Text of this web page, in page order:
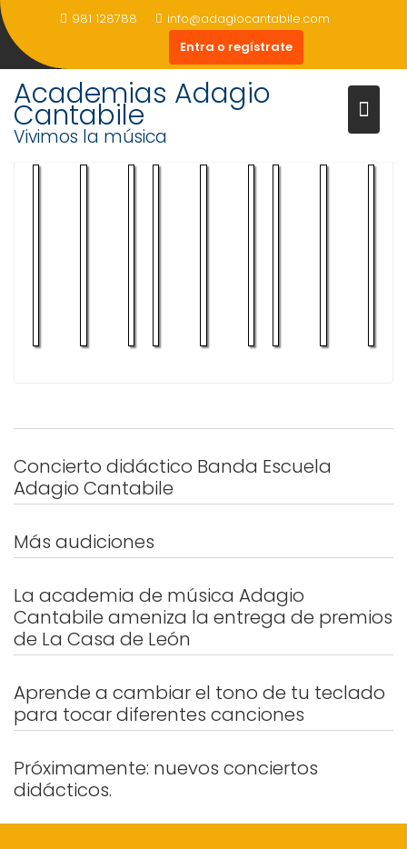
Saltar
al
contenido
981 128788
info@adagiocantabile.com
Entra o regístrate
Academias Adagio
Cantabile
Vivimos la música
Concierto didáctico Banda Escuela
Adagio Cantabile
Más audiciones
La academia de música Adagio
Cantabile ameniza la entrega de premios
de La Casa de León
Aprende a cambiar el tono de tu teclado
para tocar diferentes canciones
Próximamente: nuevos conciertos
didácticos.